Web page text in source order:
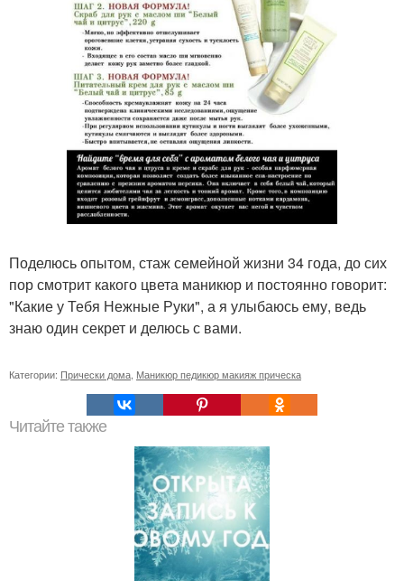
Поделюсь опытом, стаж семейной жизни 34 года, до сих
пор смотрит какого цвета маникюр и постоянно говорит:
"Какие у Тебя Нежные Руки", а я улыбаюсь ему, ведь
знаю один секрет и делюсь с вами.
Категории: Прически дома, Маникюр педикюр макияж прическа
Читайте также